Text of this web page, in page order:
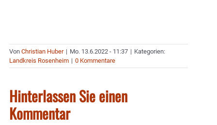
Von Christian Huber | Mo. 13.6.2022 - 11:37 | Kategorien:
Landkreis Rosenheim | 0 Kommentare
Hinterlassen Sie einen
Kommentar